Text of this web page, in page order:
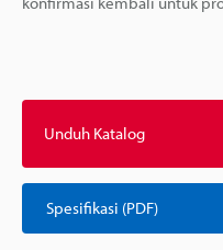
Unduh Katalog
Spesifikasi (PDF)